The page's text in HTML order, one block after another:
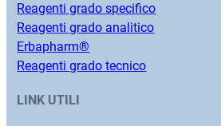
Reagenti grado specifico
Reagenti grado analitico
Erbapharm®
Reagenti grado tecnico
LINK UTILI